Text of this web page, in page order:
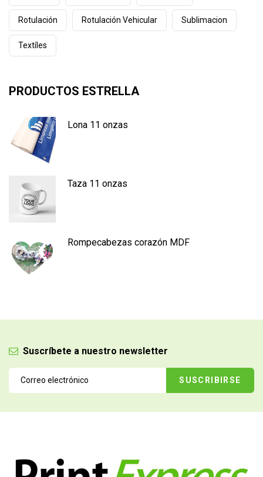
Rotulación Rotulación Vehicular Sublimacion
Textíles
PRODUCTOS ESTRELLA
Lona 11 onzas
Taza 11 onzas
Rompecabezas corazón MDF
Suscríbete a nuestro newsletter